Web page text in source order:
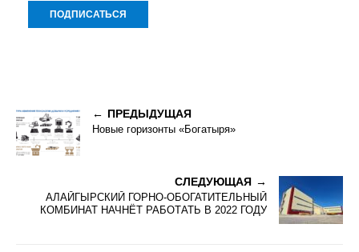
ПРЕДЫДУЩАЯ
Новые горизонты «Богатыря»
СЛЕДУЮЩАЯ
АЛАЙГЫРСКИЙ ГОРНО-ОБОГАТИТЕЛЬНЫЙ
КОМБИНАТ НАЧНЁТ РАБОТАТЬ В 2022 ГОДУ